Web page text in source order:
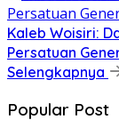
Kaleb Woisiri:
Persatuan
Selengkapnya
Popular Post